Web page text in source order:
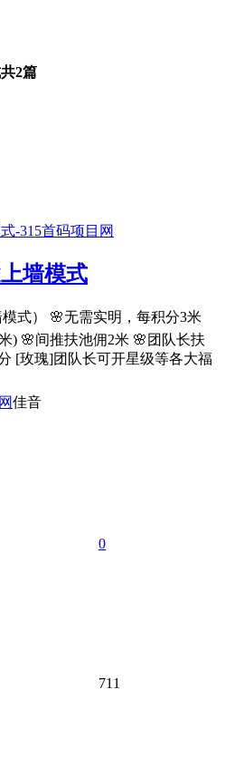
共2篇
墙模式
式） 🌸无需实明，每积分3米
) 🌸间推扶池佣2米 🌸团队长扶
[玫瑰]团队长可开星级等各大福
佳音
0
711